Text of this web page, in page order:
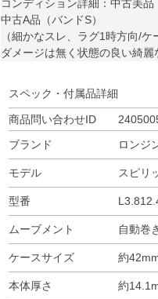
コンディション詳細：中古美品
中古A品（バンドS）
（細かなスレ、ラグ1時方向/
ダメージは無く状態の良い綺麗
スペック・付属品詳細
商品問い合わせID
ブランド
ロンジ
モデル スピリ
型番
ムーブメント 自動巻
ケースサイズ 約
本体厚さ 約